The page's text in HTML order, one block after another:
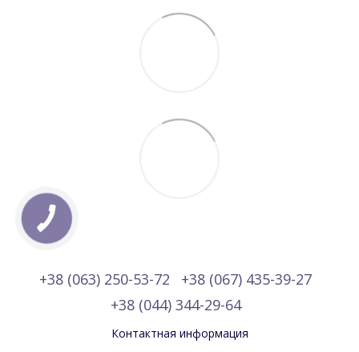
+38 (063) 250-53-72
+38 (067) 435-39-27
+38 (044) 344-29-64
Контактная информация